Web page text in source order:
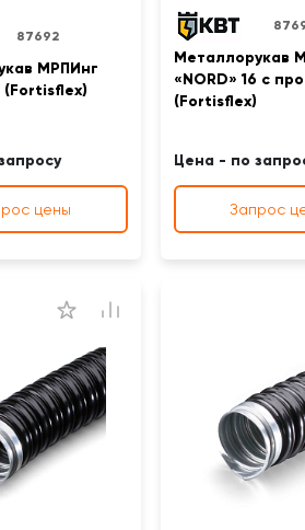
87692
МРПИнг
(Fortisflex)
цены
Металлорукав
«NORD» 16 с
(Fortisflex)
Цена - по
Запрос